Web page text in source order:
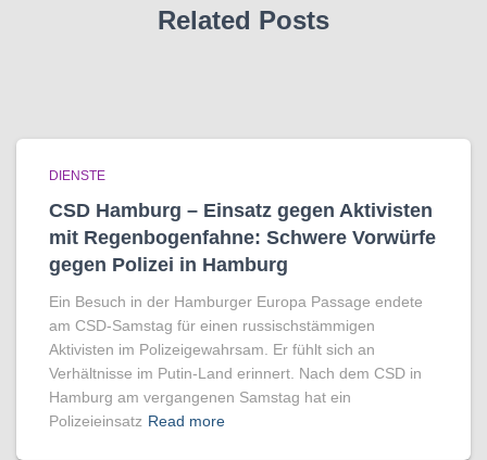
Related Posts
DIENSTE
CSD Hamburg – Einsatz gegen Aktivisten
mit Regenbogen­fahne: Schwere Vorwürfe
gegen Polizei in Hamburg
Ein Besuch in der Hamburger Europa Passage endete
am CSD-Samstag für einen russischstämmigen
Aktivisten im Polizeigewahrsam. Er fühlt sich an
Verhältnisse im Putin-Land erinnert. Nach dem CSD in
Hamburg am vergangenen Samstag hat ein
Polizeieinsatz Read more